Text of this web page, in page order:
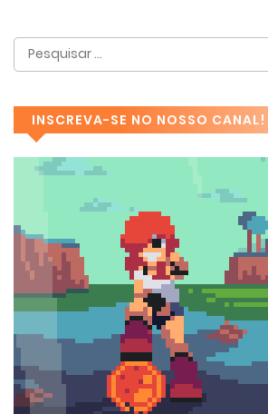
INSCREVA-SE NO NOSSO CANAL!